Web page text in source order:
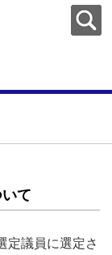
て
定議員に選定さ